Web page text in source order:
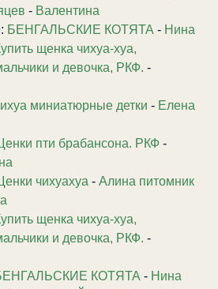
- Валентина
БЕНГАЛЬСКИЕ КОТЯТА - Нина
щенка чихуа-хуа,
и девочка, РКФ. -
миниатюрные детки - Елена
пти брабансона. РКФ -
чихуахуа - Алина питомник
щенка чихуа-хуа,
и девочка, РКФ. -
КОТЯТА - Нина